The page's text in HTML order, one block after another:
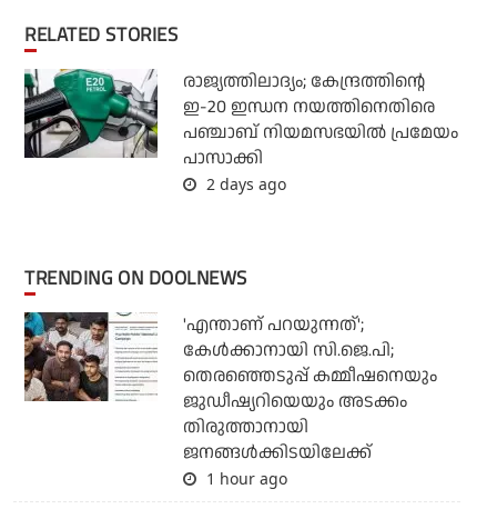
RELATED STORIES
രാജ്യത്തിലാദ്യം; കേന്ദ്രത്തിന്റെ
ഇ-20 ഇന്ധന നയത്തിനെതിരെ
പഞ്ചാബ് നിയമസഭയില്‍ പ്രമേയം
പാസാക്കി
2 days ago
TRENDING ON DOOLNEWS
'എന്താണ് പറയുന്നത്';
കേള്‍ക്കാനായി സി.ജെ.പി;
തെരഞ്ഞെടുപ്പ് കമ്മീഷനെയും
ജുഡീഷ്യറിയെയും അടക്കം
തിരുത്താനായി
ജനങ്ങള്‍ക്കിടയിലേക്ക്
1 hour ago